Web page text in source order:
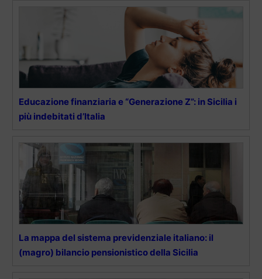
Educazione finanziaria e “Generazione Z”: in Sicilia i
più indebitati d’Italia
La mappa del sistema previdenziale italiano: il
(magro) bilancio pensionistico della Sicilia